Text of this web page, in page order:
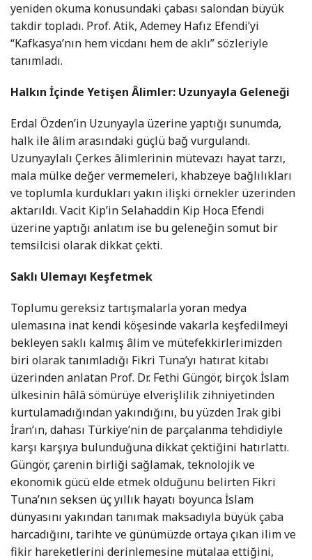
yeniden okuma konusundaki çabası salondan büyük
takdir topladı. Prof. Atik, Ademey Hafız Efendi’yi
“Kafkasya’nın hem vicdanı hem de aklı” sözleriyle
tanımladı.
Halkın İçinde Yetişen Âlimler: Uzunyayla Geleneği
Erdal Özden’in Uzunyayla üzerine yaptığı sunumda,
halk ile âlim arasındaki güçlü bağ vurgulandı.
Uzunyaylalı Çerkes âlimlerinin mütevazı hayat tarzı,
mala mülke değer vermemeleri, khabzeye bağlılıkları
ve toplumla kurdukları yakın ilişki örnekler üzerinden
aktarıldı. Vacit Kip’in Selahaddin Kip Hoca Efendi
üzerine yaptığı anlatım ise bu geleneğin somut bir
temsilcisi olarak dikkat çekti.
Saklı Ulemayı Keşfetmek
Toplumu gereksiz tartışmalarla yoran medya
ulemasına inat kendi köşesinde vakarla keşfedilmeyi
bekleyen saklı kalmış âlim ve mütefekkirlerimizden
biri olarak tanımladığı Fikri Tuna’yı hatırat kitabı
üzerinden anlatan Prof. Dr. Fethi Güngör, birçok İslam
ülkesinin hâlâ sömürüye elverişlilik zihniyetinden
kurtulamadığından yakındığını, bu yüzden Irak gibi
İran’ın, dahası Türkiye’nin de parçalanma tehdidiyle
karşı karşıya bulunduğuna dikkat çektiğini hatırlattı.
Güngör, çarenin birliği sağlamak, teknolojik ve
ekonomik gücü elde etmek olduğunu belirten Fikri
Tuna’nın seksen üç yıllık hayatı boyunca İslam
dünyasını yakından tanımak maksadıyla büyük çaba
harcadığını, tarihte ve günümüzde ortaya çıkan ilim ve
fikir hareketlerini derinlemesine mütalaa ettiğini,